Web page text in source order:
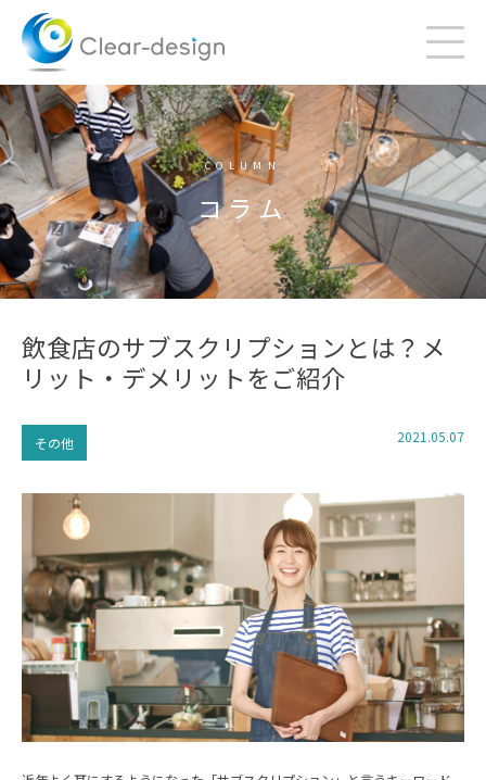
content
COLUMN
コラム
飲食店のサブスクリプションとは？メ
リット・デメリットをご紹介
その他 2021.05.07